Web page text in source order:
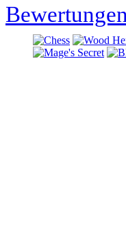
Bewertungen